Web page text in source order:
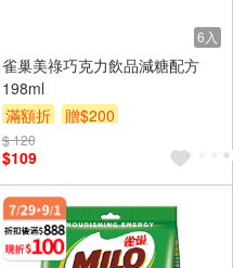
6入
雀巢美祿巧克力飲品減糖配方
198ml
滿額折
贈$200
$ 120
$109